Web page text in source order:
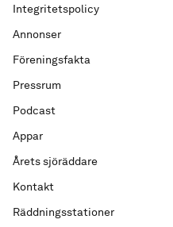
Integritetspolicy
Annonser
Föreningsfakta
Pressrum
Podcast
Appar
Årets sjöräddare
Kontakt
Räddningsstationer